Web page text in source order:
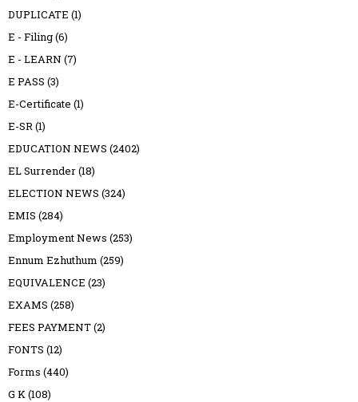
DUPLICATE (1)
E - Filing(6)
E - LEARN (7)
E PASS (3)
E-Certificate (1)
E-SR(1)
EDUCATION NEWS (2402)
EL Surrender(18)
ELECTION NEWS (324)
EMIS (284)
Employment News (253)
Ennum Ezhuthum (259)
EQUIVALENCE (23)
EXAMS (258)
FEES PAYMENT(2)
FONTS (12)
Forms (440)
G K(108)